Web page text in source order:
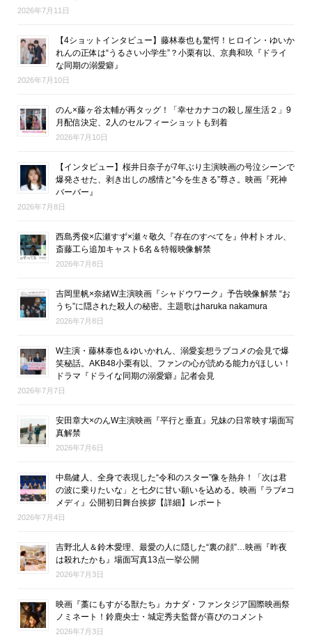
2026年7月11日
【4ショットインタビュー】藤林泰也も驚愕！ヒロイン・ゆいか
れんの正体は“うるさい小学生”？小栗有以、京典和玖『ドライ
な同期の溺愛癖』
2026年7月10日
のん×藤ヶ谷太輔が再タッグ！「幸せカナコの殺し屋生活２」9
月配信決定、2人のセルフィーショットも到着
2026年7月10日
【インタビュー】桜井日奈子が7年ぶり主演映画の号泣シーンで
爆発させた、剥き出しの感情と“今を生きる”尊さ。映画『死神
バーバー』
2026年7月8日
西島秀俊×広瀬すず×瀬々敬久『存在のすべてを』仲村トオル、
斎藤工ら追加キャスト6名＆特報映像解禁
2026年7月8日
吉岡里帆×奈緒W主演映画『シャドウワーク』予告映像解禁 “お
うち”に隠された殺人の秘密。主題歌はharuka nakamura
2026年7月8日
W主演・藤林泰也＆ゆいかれん、溺愛妄想ラブコメの会見で爆
笑秘話。AKB48小栗有以、ファンの心が読める能力がほしい！
ドラマ『ドライな同期の溺愛癖』記者会見
2026年7月7日
安田章大×のんW主演映画『平行と垂直』兄妹の日常映す場面写
真解禁
2026年7月6日
中島健人、全身で表現した“令和のスター”像を熱弁！「次は君
の波に乗りたいな」と七夕に甘い願いを込める。映画『ラブ≠コ
メディ』公開初日舞台挨拶【詳細】レポート
2026年7月4日
吉野北人＆鈴木愛理、最愛の人に隠した“裏の顔”…映画『昨夜
は殺れたかも』場面写真13点一挙公開
2026年7月3日
映画『藁にもすがる獣たち』カナダ・ファンタジア国際映画祭
ノミネート！鈴鹿央士・城定秀夫監督が喜びのコメント
2026年7月3日